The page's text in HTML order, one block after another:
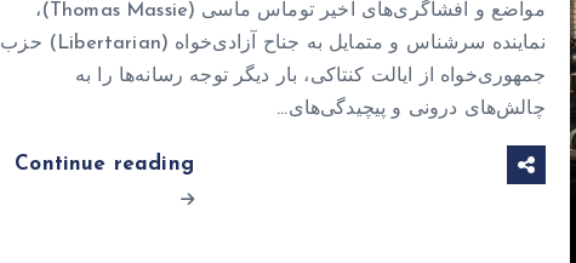
مواضع و افشاگری‌های اخیر توماس ماسی (Thomas Massie)،
نماینده سرشناس و متمایل به جناح آزادی‌خواه (Libertarian) حزب
جمهوری‌خواه از ایالت کنتاکی، بار دیگر توجه رسانه‌ها را به
چالش‌های درونی و پیچیدگی‌های…
Continue reading